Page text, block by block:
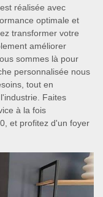
réalisée avec
optimale et
transformer votre
améliorer
sommes là pour
personnalisée nous
tout en
Faites
à la fois
et profitez d'un foyer